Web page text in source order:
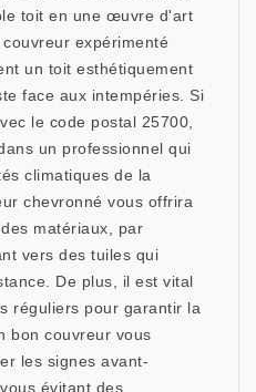
toit en une œuvre d'art
expérimenté
un toit esthétiquement
face aux intempéries. Si
le code postal 25700,
un professionnel qui
climatiques de la
chevronné vous offrira
matériaux, par
vers des tuiles qui
De plus, il est vital
réguliers pour garantir la
bon couvreur vous
les signes avant-
évitant des